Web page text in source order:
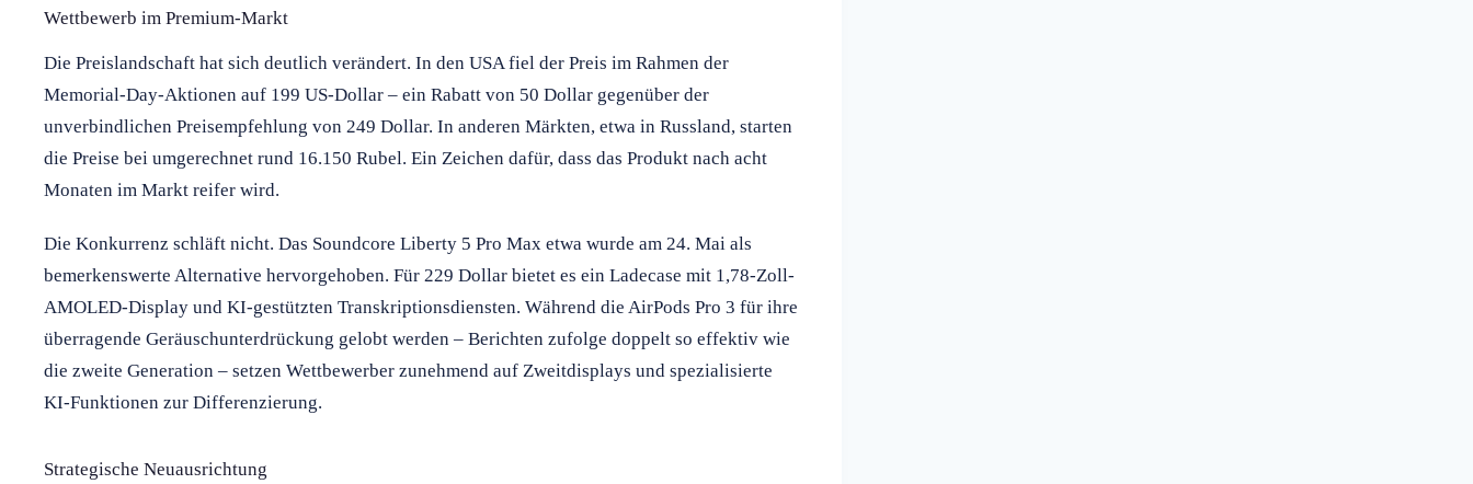
Wettbewerb im Premium-Markt
Die Preislandschaft hat sich deutlich verändert. In den USA fiel der Preis im Rahmen der
Memorial-Day-Aktionen auf 199 US-Dollar – ein Rabatt von 50 Dollar gegenüber der
unverbindlichen Preisempfehlung von 249 Dollar. In anderen Märkten, etwa in Russland, starten
die Preise bei umgerechnet rund 16.150 Rubel. Ein Zeichen dafür, dass das Produkt nach acht
Monaten im Markt reifer wird.
Die Konkurrenz schläft nicht. Das Soundcore Liberty 5 Pro Max etwa wurde am 24. Mai als
bemerkenswerte Alternative hervorgehoben. Für 229 Dollar bietet es ein Ladecase mit 1,78-Zoll-
AMOLED-Display und KI-gestützten Transkriptionsdiensten. Während die AirPods Pro 3 für ihre
überragende Geräuschunterdrückung gelobt werden – Berichten zufolge doppelt so effektiv wie
die zweite Generation – setzen Wettbewerber zunehmend auf Zweitdisplays und spezialisierte
KI-Funktionen zur Differenzierung.
Strategische Neuausrichtung